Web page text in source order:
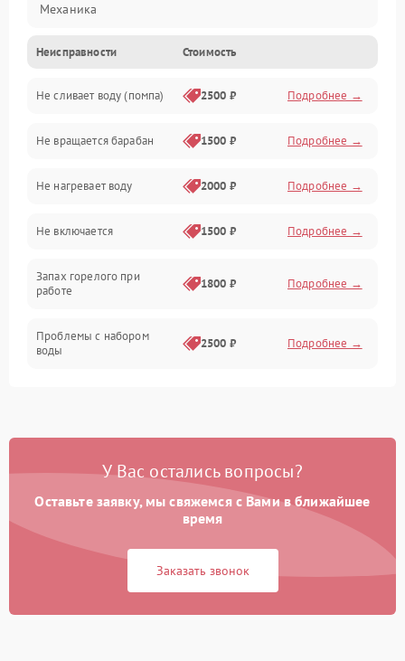
Механика
Электропитание
Водоснабжение
Слив
Программное обеспечение
Неисправности Стоимость
Не сливает воду (помпа) 2500 ₽ Подробнее →
Не вращается барабан 1500 ₽ Подробнее →
Не нагревает воду 2000 ₽ Подробнее →
Не включается 1500 ₽ Подробнее →
Запах горелого при
работе
1800 ₽ Подробнее →
Проблемы с набором
воды
2500 ₽ Подробнее →
Замена платы управления 2200 ₽ Подробнее →
У Вас остались вопросы?
Оставьте заявку, мы свяжемся с Вами в ближайшее
время
Заказать звонок